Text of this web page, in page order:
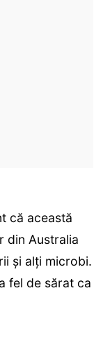
că această
din Australia
și alți microbi.
fel de sărat ca